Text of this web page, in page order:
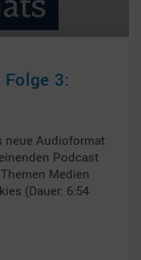
3:
neue Audioformat
Podcast
Medien
(Dauer: 6:54